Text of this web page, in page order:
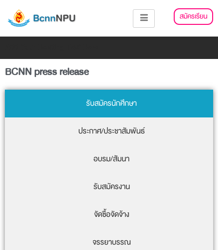
สมัครเรียน
BCNN press release
รับสมัครนักศึกษา
ประกาศ/ประชาสัมพันธ์
อบรม/สัมนา
รับสมัครงาน
จัดซื้อจัดจ้าง
จรรยาบรรณ